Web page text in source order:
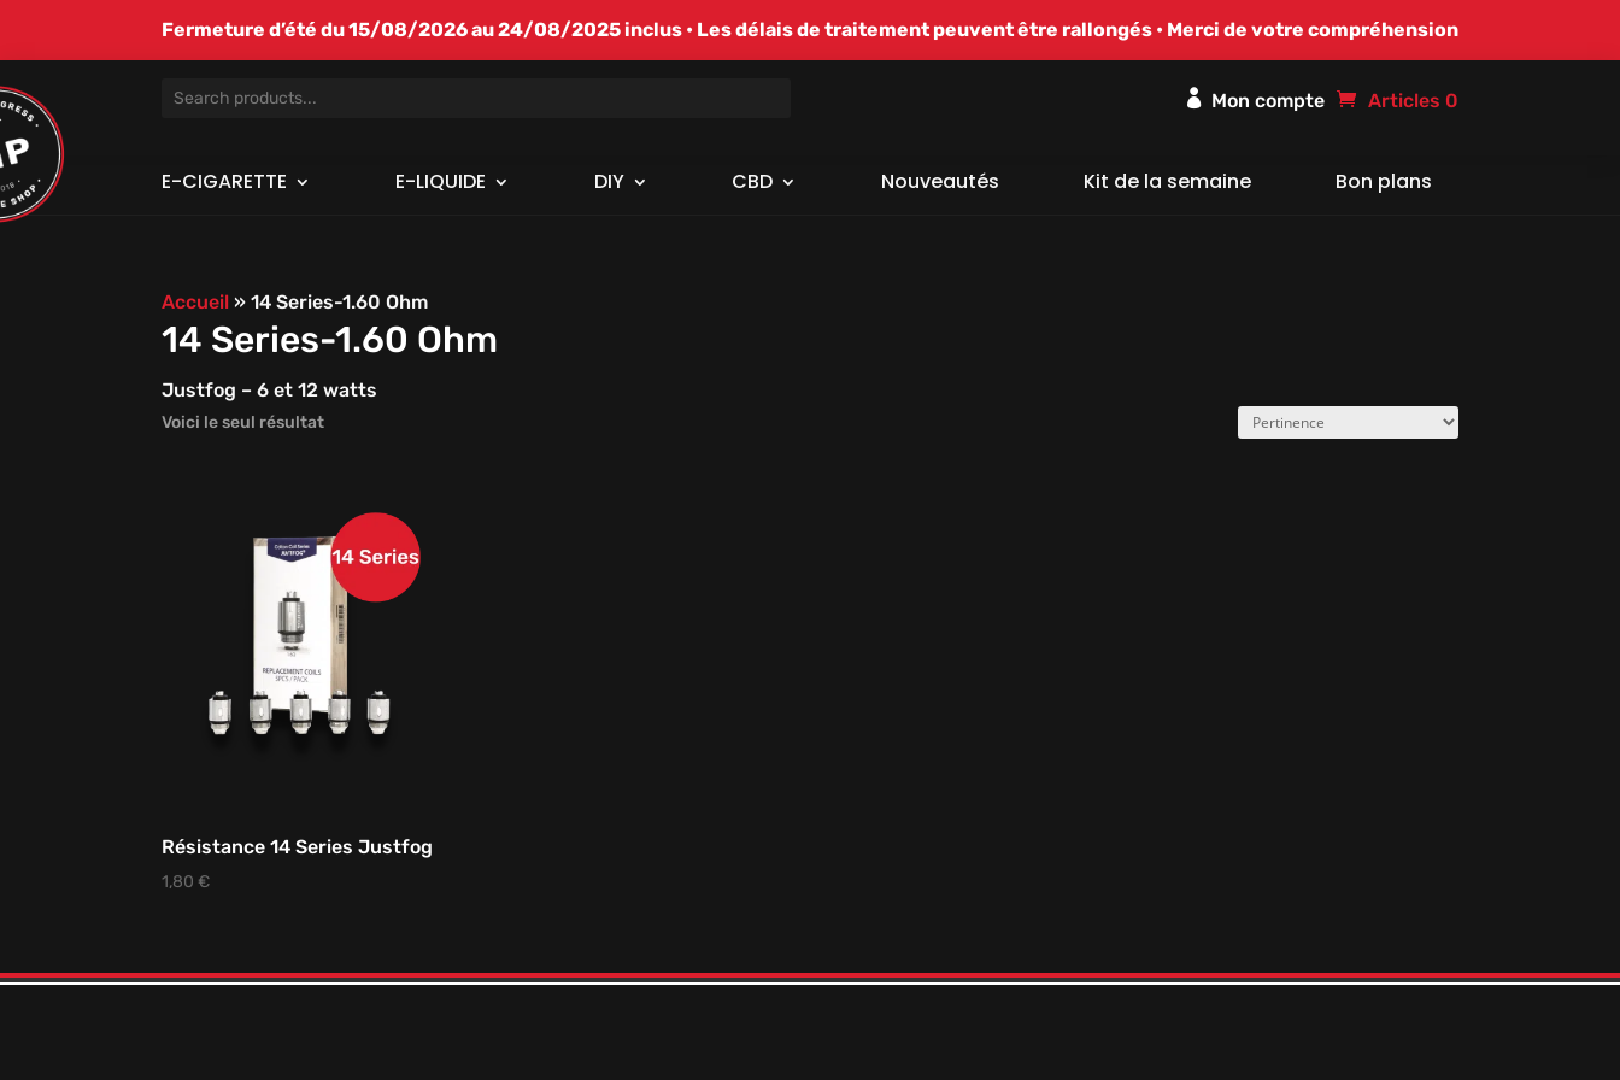
Fermeture d’été du 15/08/2026 au 24/08/2025 inclus • Les délais de traitement peuvent être rallongés • Merci de votre compréhension
 Articles 0
E-CIGARETTE E-LIQUIDE DIY CBD Nouveautés Kit de la semaine Bon plans
Accueil »14 Series-1.60 Ohm
14 Series-1.60 Ohm
Justfog – 6 et 12 watts
Voici le seul résultat
Résistance 14 Series Justfog
1,80 €